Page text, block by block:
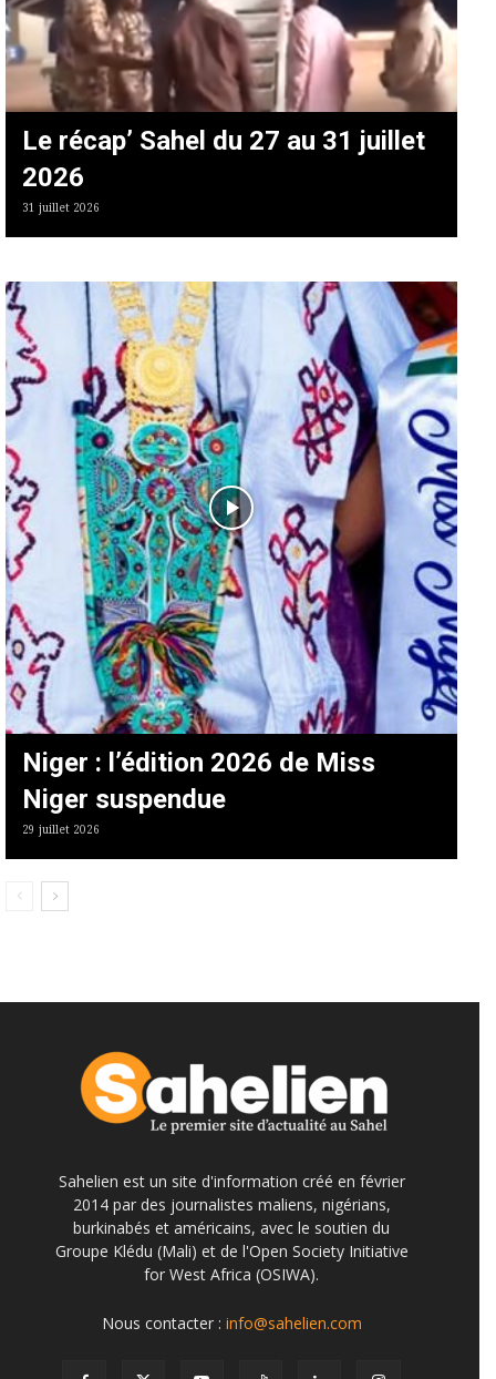
Le récap’ Sahel du 27 au 31 juillet
2026
31 juillet 2026
Niger : l’édition 2026 de Miss
Niger suspendue
29 juillet 2026
Sahelien est un site d'information créé en février
2014 par des journalistes maliens, nigérians,
burkinabés et américains, avec le soutien du
Groupe Klédu (Mali) et de l'Open Society Initiative
for West Africa (OSIWA).
Nous contacter : info@sahelien.com